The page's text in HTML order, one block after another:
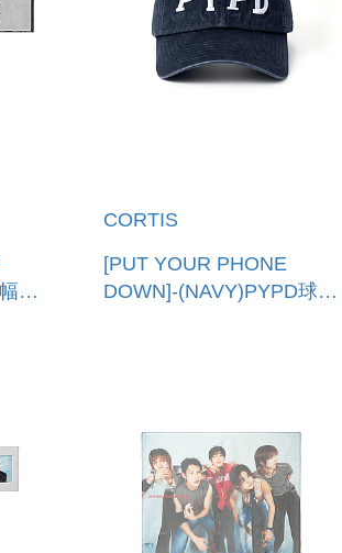
毛
CORTIS
[PUT YOUR PHONE
DOWN]-(NAVY)PYPD球帽